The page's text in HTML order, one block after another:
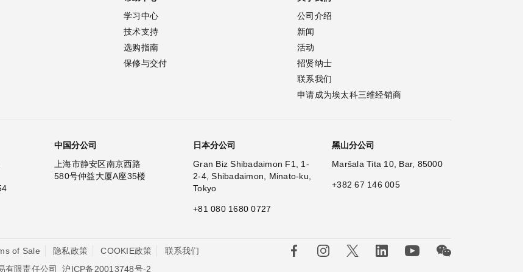
学习中心
技术支持
选购指南
保修与交付
公司介绍
新闻
活动
招贤纳士
联系我们
申请成为埃太科三维经销商
中国分公司
上海市静安区南京西路
580号仲益大厦A座35楼
日本分公司
Gran Biz Shibadaimon F1, 1-
2-4, Shibadaimon, Minato-ku,
Tokyo
+81 080 1680 0727
黑山分公司
Maršala Tita 10, Bar, 85000
+382 67 146 005
of Sale 隐私政策 COOKIE政策
联系我们
限责任公司 沪ICP备20013748号-2